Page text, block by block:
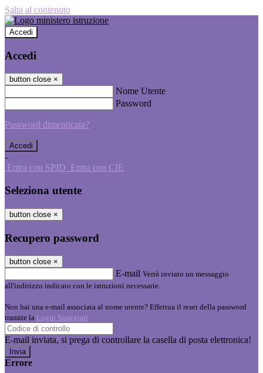
Salta al contenuto
Accedi
Accedi
button close ×
Nome Utente
Password
Password dimenticata?
-
Entra con SPID Entra con CIE
Seleziona utente
button close ×
Recupero password
button close ×
E-mail Verrà inviato un messaggio
all'indirizzo indicato con le istruzioni necessarie.
Non hai una e-mail associata al nome utente? Effettua il reset della password
tramite la Login Spaggiari
E-mail inviata, si prega di controllare la casella di posta elettronica!
Errore